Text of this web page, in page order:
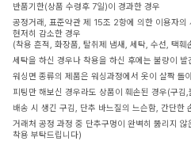
반품기한(상품 수령후 7일)이 경과한 경우
공정거래, 표준약관 제 15조 2항에 의한 이용자
현저히 감소한 경우
(착용 흔적, 화장품, 탈취제 냄새, 세탁, 수선, 택훼
세탁을 하신 경우나 착용을 하신 후에는 불량이
워싱면 종류의 제품은 워싱과정에서 옷이 살짝 돌
피팅만 해보신 경우라도 상품이 훼손된 경우(구김
배송 시 생긴 구김, 단추 바느질의 느슨함, 간단한
거래처 공정 과정 중 단추구멍이 완벽히 뚫리지
착용 부탁드립니다)